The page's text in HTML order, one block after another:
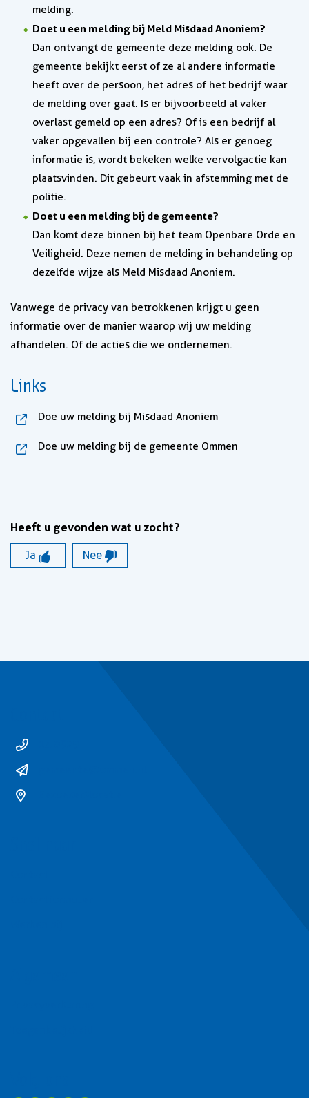
melding.
Doet u een melding bij Meld Misdaad Anoniem?
Dan ontvangt de gemeente deze melding ook. De
gemeente bekijkt eerst of ze al andere informatie
heeft over de persoon, het adres of het bedrijf waar
de melding over gaat. Is er bijvoorbeeld al vaker
overlast gemeld op een adres? Of is een bedrijf al
vaker opgevallen bij een controle? Als er genoeg
informatie is, wordt bekeken welke vervolgactie kan
plaatsvinden. Dit gebeurt vaak in afstemming met de
politie.
Doet u een melding bij de gemeente?
Dan komt deze binnen bij het team Openbare Orde en
Veiligheid. Deze nemen de melding in behandeling op
dezelfde wijze als Meld Misdaad Anoniem.
Vanwege de privacy van betrokkenen krijgt u geen
informatie over de manier waarop wij uw melding
afhandelen. Of de acties die we ondernemen.
Links
Doe uw melding bij Misdaad Anoniem, opent in nieuw
Doe uw melding bij de gemeente Ommen
Heeft u gevonden wat u zocht?
Ja Nee